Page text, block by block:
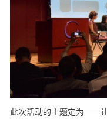
此次活动的主题定为——